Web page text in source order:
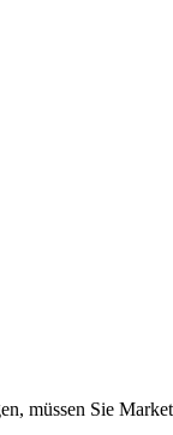
müssen Sie